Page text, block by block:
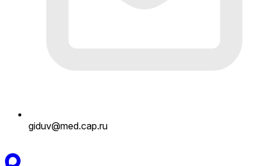
giduv@med.cap.ru